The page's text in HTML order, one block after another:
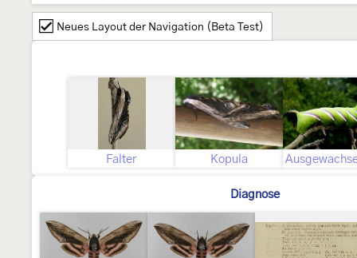
Neues Layout der Navigation (Beta Test)
Falter Kopula
Diagnose